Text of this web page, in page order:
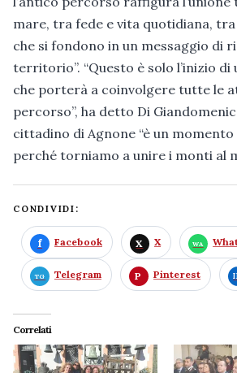
mare, tra fede e vita quotidiana,
che si fondono in un messaggio di
territorio”. “Questo è solo l’inizio
che porterà a coinvolgere tutte le
percorso”, ha detto Di
cittadino di Agnone “è un
perché torniamo a unire i monti al
CONDIVIDI:
Facebook X
Telegram Pinterest
Correlati